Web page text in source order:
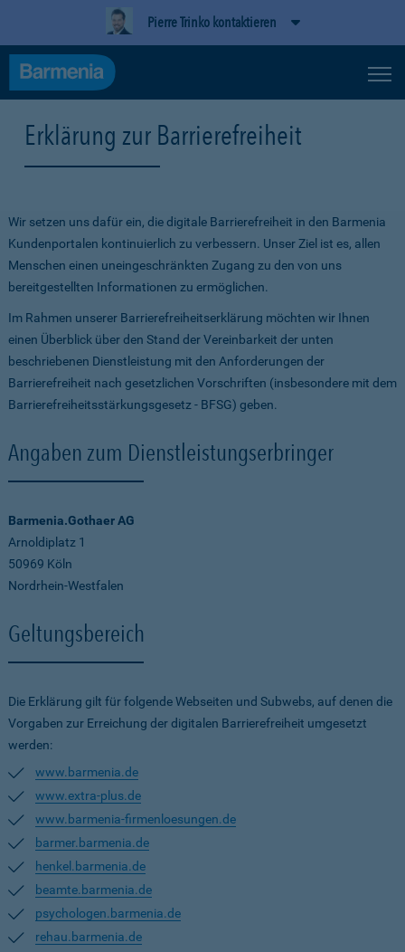
Pierre Trinko kontaktieren
Erklärung zur Barrierefreiheit
Wir setzen uns dafür ein, die digitale Barrierefreiheit in den Barmenia
Kundenportalen kontinuierlich zu verbessern. Unser Ziel ist es, allen
Menschen einen uneingeschränkten Zugang zu den von uns
bereitgestellten Informationen zu ermöglichen.
Im Rahmen unserer Barrierefreiheitserklärung möchten wir Ihnen
einen Überblick über den Stand der Vereinbarkeit der unten
beschriebenen Dienstleistung mit den Anforderungen der
Barrierefreiheit nach gesetzlichen Vorschriften (insbesondere mit dem
Barrierefreiheitsstärkungsgesetz - BFSG) geben.
Angaben zum Dienstleistungserbringer
Barmenia.Gothaer AG
Arnoldiplatz 1
50969 Köln
Nordrhein-Westfalen
Geltungsbereich
Die Erklärung gilt für folgende Webseiten und Subwebs, auf denen die
Vorgaben zur Erreichung der digitalen Barrierefreiheit umgesetzt
werden:
www.barmenia.de
www.extra-plus.de
www.barmenia-firmenloesungen.de
barmer.barmenia.de
henkel.barmenia.de
beamte.barmenia.de
psychologen.barmenia.de
rehau.barmenia.de